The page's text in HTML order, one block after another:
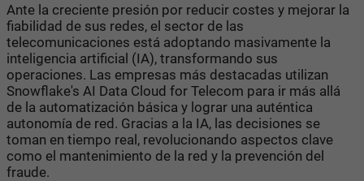
Ante la creciente presión por reducir costes y mejorar la
fiabilidad de sus redes, el sector de las
telecomunicaciones está adoptando masivamente la
inteligencia artificial (IA), transformando sus
operaciones. Las empresas más destacadas utilizan
Snowflake's AI Data Cloud for Telecom para ir más allá
de la automatización básica y lograr una auténtica
autonomía de red. Gracias a la IA, las decisiones se
toman en tiempo real, revolucionando aspectos clave
como el mantenimiento de la red y la prevención del
fraude.